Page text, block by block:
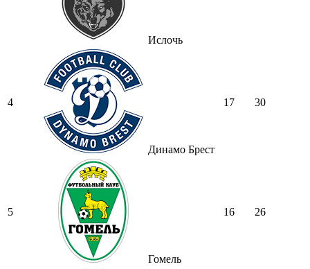
Ислочь
4
Динамо Брест
17 30
5
Гомель
16 26